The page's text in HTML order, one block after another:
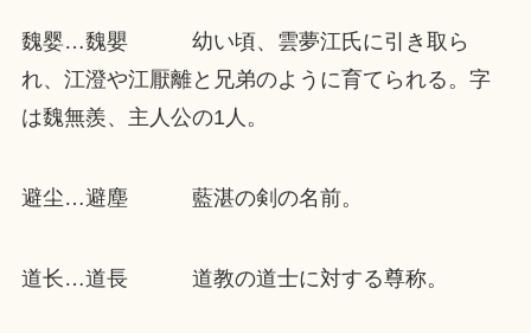
魏婴…魏嬰 幼い頃、雲夢江氏に引き取ら
れ、江澄や江厭離と兄弟のように育てられる。字
は魏無羨、主人公の1人。
避尘…避塵 藍湛の剣の名前。
道长…道長 道教の道士に対する尊称。